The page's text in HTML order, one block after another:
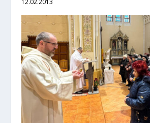
12.02.2013